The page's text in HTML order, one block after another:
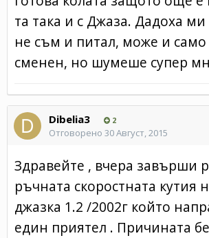
та така и с Джаза. Дадоха
не съм и питал, може и само
сменен, но шумеше супер
Dibelia3 2
Отговорено 30 Август, 2015
Здравейте , вчера завърши
ръчната скоростната кутия
джазка 1.2 /2002г който
един приятел . Причината